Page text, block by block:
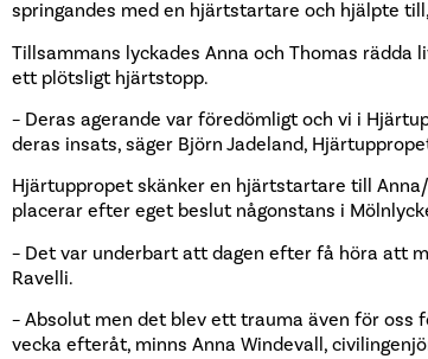
springandes med en hjärtstartare och hjälpte
Tillsammans lyckades Anna och Thomas rädda
ett plötsligt hjärtstopp.
– Deras agerande var föredömligt och vi i
deras insats, säger Björn Jadeland,
Hjärtuppropet skänker en hjärtstartare till
placerar efter eget beslut någonstans i
– Det var underbart att dagen efter få höra att
Ravelli.
– Absolut men det blev ett trauma även för
vecka efteråt, minns Anna Windevall,